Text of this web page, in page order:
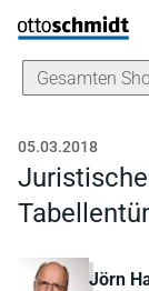
Direkt zum Inhalt
05.03.2018
Jörn